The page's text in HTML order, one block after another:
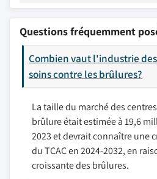
Questions fréquemment
Combien vaut l'industrie
soins contre les brûlures?
La taille du marché des
brûlure était estimée à 19,6
2023 et devrait connaître une
du TCAC en 2024-2032, en
croissante des brûlures.